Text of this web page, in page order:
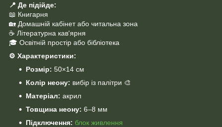
📍 Де підійде:
📖 Книгарня
🏡 Домашній кабінет або читальна зона
☕ Літературна кав'ярня
🎓 Освітній простір або бібліотека
⚙️ Характеристики:
Розмір: 50×14 см
Колір неону: вибір із палітри 🎨
Матеріал: акрил
Товщина неону: 6–8 мм
Підключення: блок живлення